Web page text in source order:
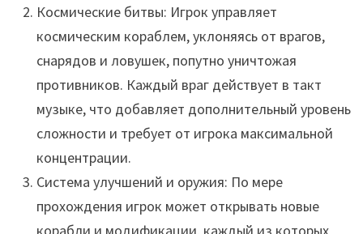
Космические битвы: Игрок управляет
космическим кораблем, уклоняясь от врагов,
снарядов и ловушек, попутно уничтожая
противников. Каждый враг действует в такт
музыке, что добавляет дополнительный уровень
сложности и требует от игрока максимальной
концентрации.
Система улучшений и оружия: По мере
прохождения игрок может открывать новые